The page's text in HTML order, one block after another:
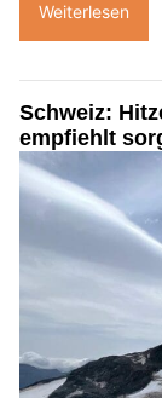
Weiterlesen
Schweiz:
empfiehlt